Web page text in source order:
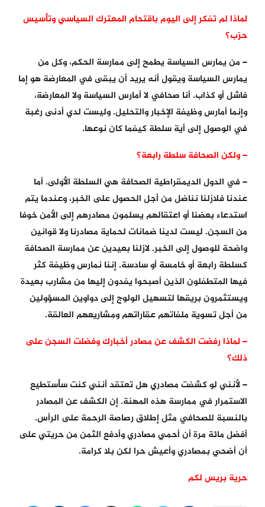
لماذا لم تفكر إلى اليوم باقتحام المعترك السياسي وتأسيس
حزب؟
– من يمارس السياسة يطمح إلى ممارسة الحكم، وكل من
يمارس السياسة ويقول أنه يريد أن يبقى في المعارضة هو إما
فاشل أو كذاب. أنا صحافي لا أمارس السياسة ولا المعارضة،
وإنما أمارس وظيفة الإخبار والتحليل. وليست لدي أدنى رغبة
في الوصول إلى أية سلطة كيفما كان نوعها.
– ولكن الصحافة سلطة رابعة؟
– في الدول الديمقراطية الصحافة هي السلطة الأولى. أما
عندنا فلازلنا نناضل من أجل الحصول على الخبر، وعندما يتم
استدعاء بعضنا أو اعتقالهم يسلمون مصادرهم إلى الأمن خوفا
من السجن. ليست لدينا ضمانات لحماية مصادرنا ولا قوانين
واضحة للوصول إلى الخبر. لازلنا بعيدين عن ممارسة الصحافة
كسلطة رابعة أو خامسة أو سادسة. إننا نمارس وظيفة كثر
فيها المتطفلون الذين أصبحوا يفدون إليها من مشارب بعيدة
ويستثمرون بريقها لتسهيل الولوج إلى دواوين المسؤولين
من أجل تسوية ملفاتهم عقاراتهم ومشاريعهم العالقة.
– لماذا رفضت الكشف عن مصادر أخبارك وفضلت السجن على
ذلك؟
– لأنني لو كشفت مصادري هل تعتقد أنني كنت سأستطيع
الاستمرار في ممارسة هذه المهنة. إن الكشف عن المصادر
بالنسبة للصحافي مثل إطلاق رصاصة الرحمة على الرأس.
أفضل مائة مرة أن أحمي مصادري وأدفع الثمن من حريتي على
أن أضحي بمصادري وأعيش حرا لكن بلا كرامة.
حرية بريس لكم